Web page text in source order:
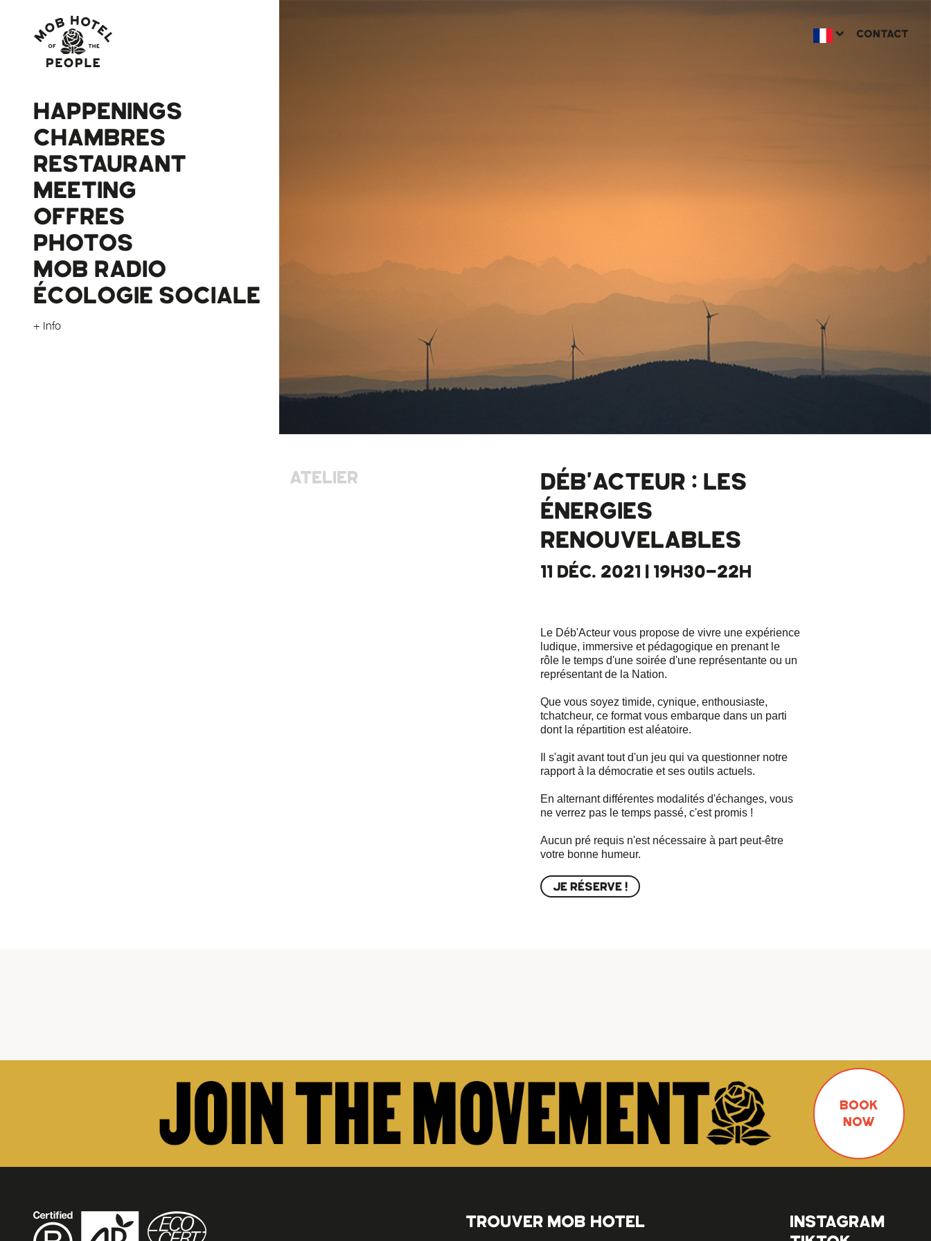
HAPPENINGS
CHAMBRES
RESTAURANT
MEETING
OFFRES
PHOTOS
MOB RADIO
ÉCOLOGIE SOCIALE
+ Info
CONTACT
DÉB'ACTEUR : LES
ÉNERGIES
RENOUVELABLES
11 DÉC. 2021 | 19H30-22H
ATELIER
Le Déb'Acteur vous propose de vivre une expérience
ludique, immersive et pédagogique en prenant le
rôle le temps d'une soirée d'une représentante ou un
représentant de la Nation.
Que vous soyez timide, cynique, enthousiaste,
tchatcheur, ce format vous embarque dans un parti
dont la répartition est aléatoire.
Il s'agit avant tout d'un jeu qui va questionner notre
rapport à la démocratie et ses outils actuels.
En alternant différentes modalités d'échanges, vous
ne verrez pas le temps passé, c'est promis !
Aucun pré requis n'est nécessaire à part peut-être
votre bonne humeur.
JE RÉSERVE !
BOOK
NOW
TROUVER MOB HOTEL
INSTAGRAM